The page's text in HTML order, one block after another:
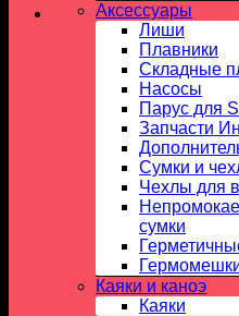
Аксессуары
Лиши
Плавники
Складные
Насосы
Парус для
Запчасти
Сумки и
Чехлы для
сумки
Каяки и каноэ
Каяки